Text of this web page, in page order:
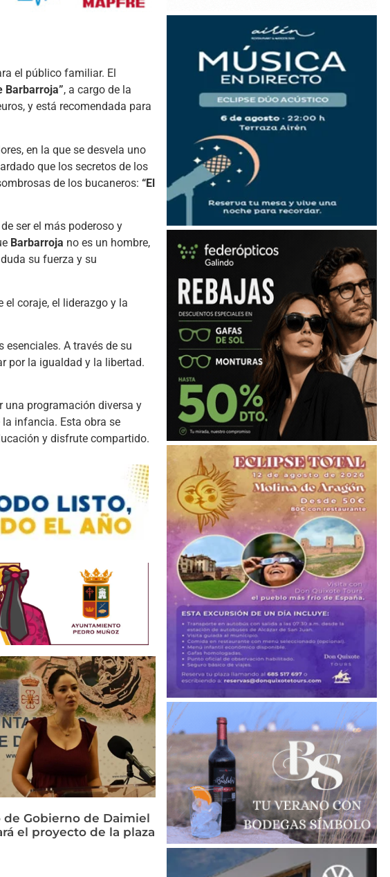
el público familiar. El
Barbarroja”, a cargo de la
y está recomendada para
en la que se desvela uno
que los secretos de los
de los bucaneros: “El
ser el más poderoso y
Barbarroja no es un hombre,
su fuerza y su
coraje, el liderazgo y la
A través de su
por la igualdad y la libertad.
una programación diversa y
infancia. Esta obra se
y disfrute compartido.
de Gobierno de Daimiel
el proyecto de la plaza